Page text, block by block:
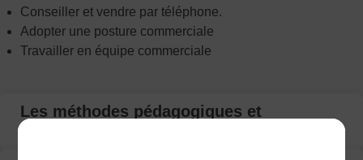
Conseiller et vendre par téléphone.
Adopter une posture commerciale
Travailler en équipe commerciale
Les méthodes pédagogiques et